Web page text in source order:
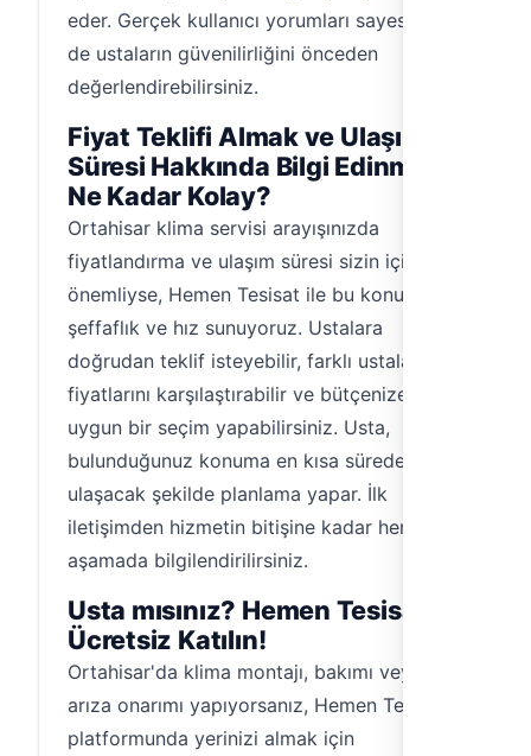
eder. Gerçek kullanıcı yorumları sayesinde
de ustaların güvenilirliğini önceden
değerlendirebilirsiniz.
Fiyat Teklifi Almak ve Ulaşım
Süresi Hakkında Bilgi Edinmek
Ne Kadar Kolay?
Ortahisar klima servisi arayışınızda
fiyatlandırma ve ulaşım süresi sizin için
önemliyse, Hemen Tesisat ile bu konuda
şeffaflık ve hız sunuyoruz. Ustalara
doğrudan teklif isteyebilir, farklı ustaların
fiyatlarını karşılaştırabilir ve bütçenize
uygun bir seçim yapabilirsiniz. Usta,
bulunduğunuz konuma en kısa sürede
ulaşacak şekilde planlama yapar. İlk
iletişimden hizmetin bitişine kadar her
aşamada bilgilendirilirsiniz.
Usta mısınız? Hemen Tesisat'a
Ücretsiz Katılın!
Ortahisar'da klima montajı, bakımı veya
arıza onarımı yapıyorsanız, Hemen Tesisat
platformunda yerinizi almak için